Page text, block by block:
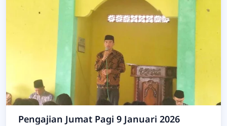
Pengajian Jumat Pagi 9 Januari 2026